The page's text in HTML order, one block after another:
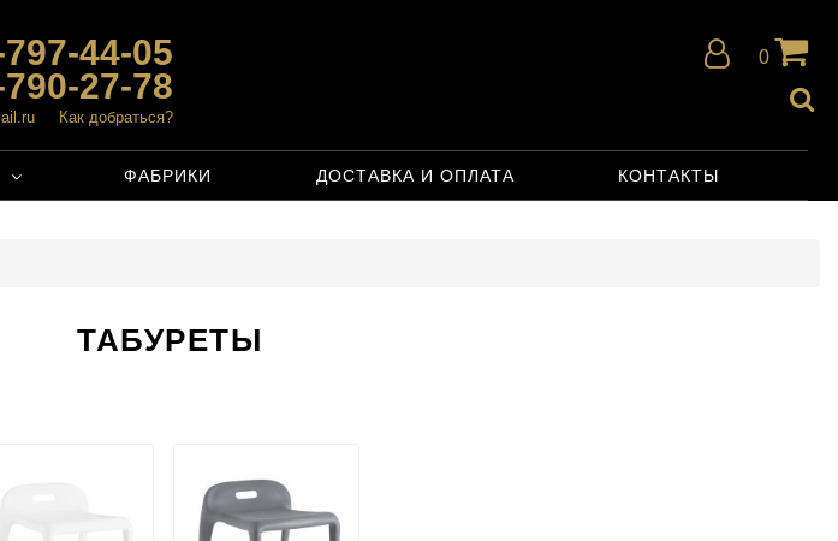
44-05
27-78
Как добраться?
0
ФАБРИКИ ДОСТАВКА И ОПЛАТА КОНТАКТЫ
ТАБУРЕТЫ